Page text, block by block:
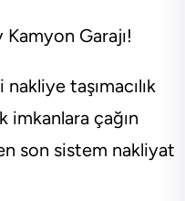
Kamyon Garajı!
taşımacılık
çağın
son sistem nakliyat